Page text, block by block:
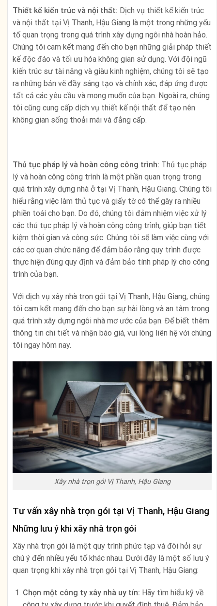
Thiết kế kiến trúc và nội thất: Dịch vụ thiết kế kiến trúc
và nội thất tại Vị Thanh, Hậu Giang là một trong những yếu
tố quan trọng trong quá trình xây dựng ngôi nhà hoàn hảo.
Chúng tôi cam kết mang đến cho bạn những giải pháp thiết
kế độc đáo và tối ưu hóa không gian sử dụng. Với đội ngũ
kiến trúc sư tài năng và giàu kinh nghiệm, chúng tôi sẽ tạo
ra những bản vẽ đầy sáng tạo và chính xác, đáp ứng được
tất cả các yêu cầu và mong muốn của bạn. Ngoài ra, chúng
tôi cũng cung cấp dịch vụ thiết kế nội thất để tạo nên
không gian sống thoải mái và đẳng cấp.
Thủ tục pháp lý và hoàn công công trình: Thủ tục pháp
lý và hoàn công công trình là một phần quan trọng trong
quá trình xây dựng nhà ở tại Vị Thanh, Hậu Giang. Chúng tôi
hiểu rằng việc làm thủ tục và giấy tờ có thể gây ra nhiều
phiền toái cho bạn. Do đó, chúng tôi đảm nhiệm việc xử lý
các thủ tục pháp lý và hoàn công công trình, giúp bạn tiết
kiệm thời gian và công sức. Chúng tôi sẽ làm việc cùng với
các cơ quan chức năng để đảm bảo rằng quy trình được
thực hiện đúng quy định và đảm bảo tính pháp lý cho công
trình của bạn.
Với dịch vụ xây nhà trọn gói tại Vị Thanh, Hậu Giang, chúng
tôi cam kết mang đến cho bạn sự hài lòng và an tâm trong
quá trình xây dựng ngôi nhà mơ ước của bạn. Để biết thêm
thông tin chi tiết và nhận báo giá, vui lòng liên hệ với chúng
tôi ngay hôm nay.
Xây nhà trọn gói Vị Thanh, Hậu Giang
Tư vấn xây nhà trọn gói tại Vị Thanh, Hậu Giang
Những lưu ý khi xây nhà trọn gói
Xây nhà trọn gói là một quy trình phức tạp và đòi hỏi sự
chú ý đến nhiều yếu tố khác nhau. Dưới đây là một số lưu ý
quan trọng khi xây nhà trọn gói tại Vị Thanh, Hậu Giang:
Chọn một công ty xây nhà uy tín: Hãy tìm hiểu kỹ về